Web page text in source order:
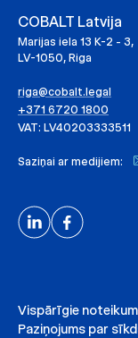
COBALT Latvija
Marijas iela 13 K-2 - 3,
LV-1050, Riga
riga@cobalt.legal
+371 6720 1800
VAT: LV40203333511
Saziņai ar medijiem:
Vispārīgie
Paziņojums par